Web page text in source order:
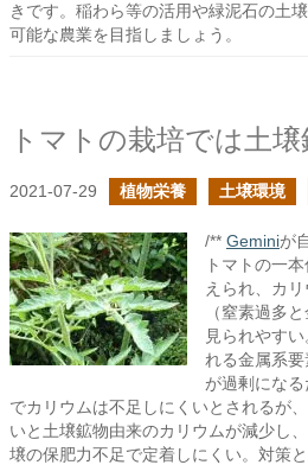
きです。稲わら等の活用や緑泥石の土
可能な農業を目指しましょう。
2021-07-29 植物栄養 土壌環境
/** Geminiが
トマトの一
えられ、カ
（窒素過多
見られやす
れる金属系
が過剰にな
でカリウムは不足しにくいとされるが
いと土壌鉱物由来のカリウムが減少し
壌の保肥力不足で定着しにくい。対策